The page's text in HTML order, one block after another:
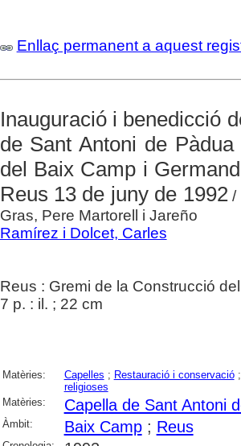
Enllaç permanent a aquest
Inauguració i benedicció
de Sant Antoni de
del Baix Camp i
Reus 13 de juny de 1992/
Gras, Pere Martorell i Jareño
Ramírez i Dolcet, Carles
Reus : Gremi de la Construcció
7 p. : il. ; 22 cm
Matèries: Capelles ; Restauració i conservació
religioses
Matèries:
Capella de Sant Antoni
Àmbit: Baix Camp; Reus